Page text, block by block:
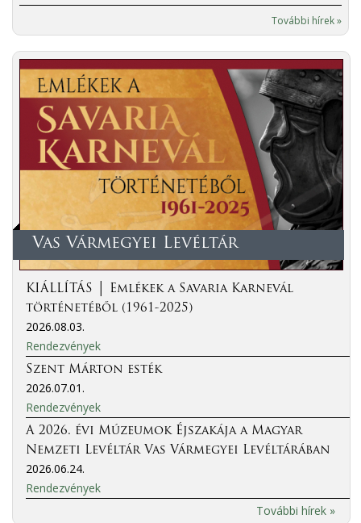
További hírek »
Vas Vármegyei Levéltár
KIÁLLÍTÁS │ Emlékek a Savaria Karnevál
történetéből (1961-2025)
2026.08.03.
Rendezvények
Szent Márton esték
2026.07.01.
Rendezvények
A 2026. évi Múzeumok Éjszakája a Magyar
Nemzeti Levéltár Vas Vármegyei Levéltárában
2026.06.24.
Rendezvények
További hírek »